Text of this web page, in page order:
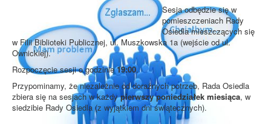
Sesja odbędzie się w
pomieszczeniach Rady
Osiedla mieszczących się
w Filii Biblioteki Publicznej, ul. Muszkowska 1a (wejście od ul.
Ownickiej).
Rozpoczęcie sesji o godzinie19:00.
Przypominamy, że niezależnie od doraźnych potrzeb, Rada Osiedla
zbiera się na sesjach w każdypierwszy poniedziałek miesiąca, w
siedzibie Rady Osiedla (z wyjątkiem dni świątecznych).